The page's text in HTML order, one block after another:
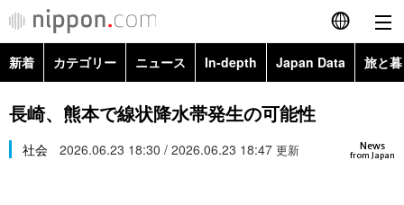
English
简体字
繁體字
新着 カテゴリー ニュース In-depth Japan Data 旅と
政治・外交
経済・ビジネス Images
長崎、熊本で線状降水帯発生の可能性
News
from Japan
社会 2026.06.23 18:30 / 2026.06.23 18:47 更新